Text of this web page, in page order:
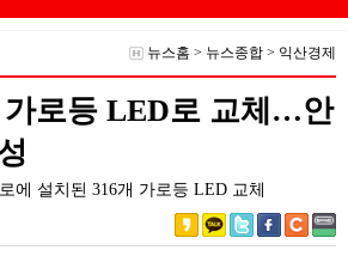
뉴스홈 > 뉴스종합 > 익산경제
가로등 LED로 교체…안
에 설치된 316개 가로등 LED 교체